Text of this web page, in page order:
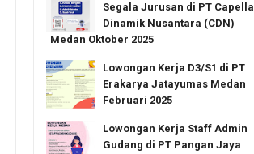
Segala Jurusan di PT Capella
Dinamik Nusantara (CDN)
Medan Oktober 2025
Lowongan Kerja D3/S1 di PT
Erakarya Jatayumas Medan
Februari 2025
Lowongan Kerja Staff Admin
Gudang di PT Pangan Jaya